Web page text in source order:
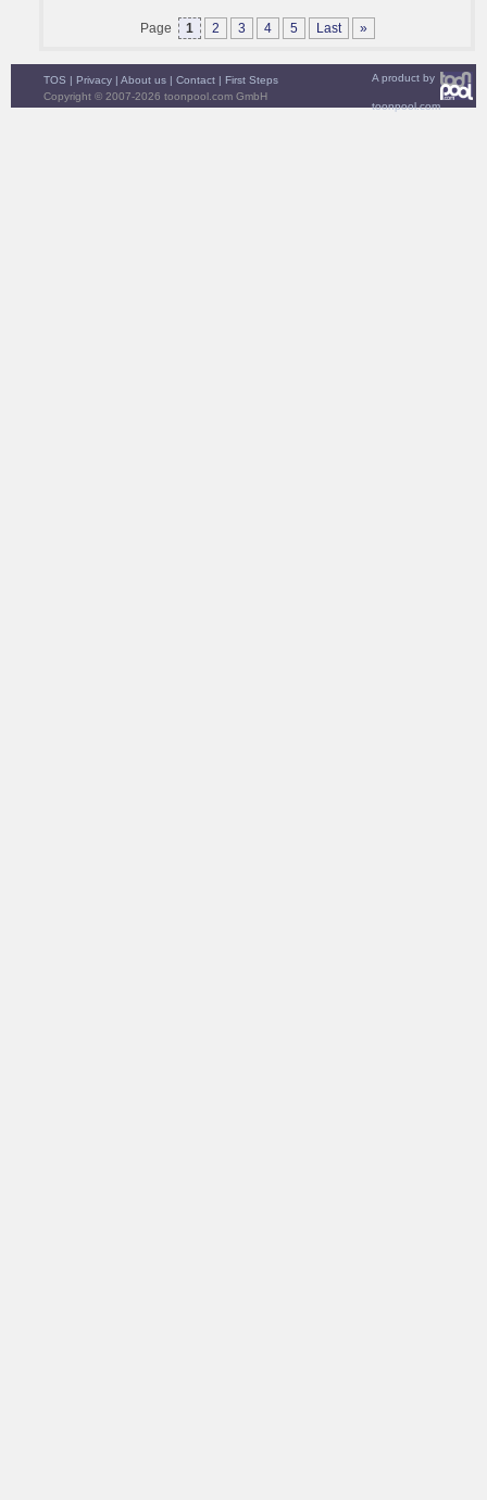
Page 1 2 3 4 5 Last »
A product by
toonpool.com
TOS | Privacy | About us | Contact | First Steps
Copyright © 2007-2026 toonpool.com GmbH